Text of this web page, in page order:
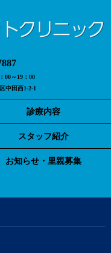
00～19：00
中田西1-2-1
診療内容
スタッフ紹介
お知らせ・里親募集